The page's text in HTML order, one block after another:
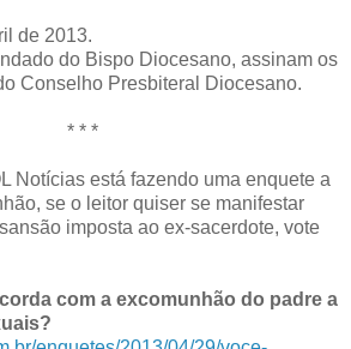
de 2013.
do Bispo Diocesano, assinam os
Conselho Presbiteral Diocesano.
* * *
Notícias está fazendo uma enquete a
se o leitor quiser se manifestar
imposta ao ex-sacerdote, vote
com a excomunhão do padre a